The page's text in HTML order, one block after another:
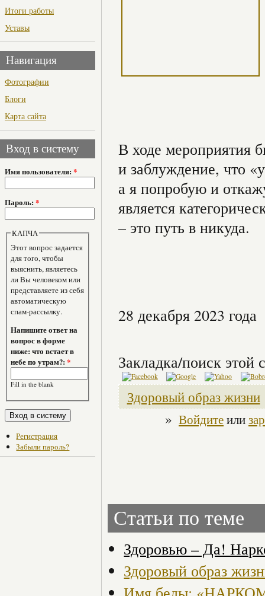
Итоги работы
Уставы
Навигация
Фотографии
Блоги
Карта сайта
Вход в систему
Имя пользователя: *
Пароль: *
КАПЧА
Этот вопрос задается
для того, чтобы
выяснить, являетесь
ли Вы человеком или
представляете из себя
автоматическую
спам-рассылку.
Напишите ответ на
вопрос в форме
ниже: что встает в
небе по утрам?:*
Fill in the blank
Регистрация
Забыли пароль?
В ходе мероприятия
и заблуждение, что
а я попробую и
является
– это путь в никуда.
28 декабря 2023 года
Закладка/поиск этой
Здоровый образ жизни
» Войдитеили
Статьи по теме
Здоровью – Да!
Здоровый образ